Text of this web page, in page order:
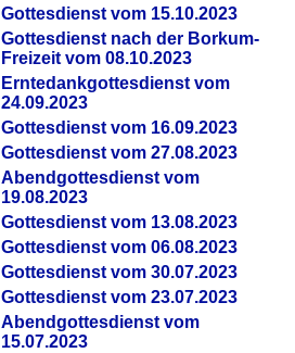
Gottesdienst vom 15.10.2023
Gottesdienst nach der Borkum-
Freizeit vom 08.10.2023
Erntedankgottesdienst vom
24.09.2023
Gottesdienst vom 16.09.2023
Gottesdienst vom 27.08.2023
Abendgottesdienst vom
19.08.2023
Gottesdienst vom 13.08.2023
Gottesdienst vom 06.08.2023
Gottesdienst vom 30.07.2023
Gottesdienst vom 23.07.2023
Abendgottesdienst vom
15.07.2023